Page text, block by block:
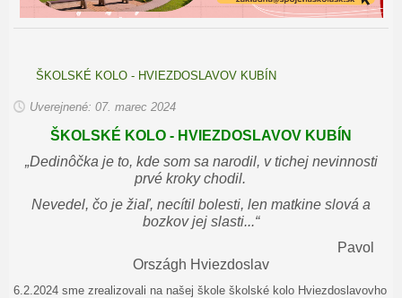
ŠKOLSKÉ KOLO - HVIEZDOSLAVOV KUBÍN
Uverejnené: 07. marec 2024
ŠKOLSKÉ KOLO - HVIEZDOSLAVOV KUBÍN
„Dedinôčka je to, kde som sa narodil, v tichej nevinnosti
prvé kroky chodil.
Nevedel, čo je žiaľ, necítil bolesti, len matkine slová a
bozkov jej slasti...“
Pavol
Országh Hviezdoslav
6.2.2024 sme zrealizovali na našej škole školské kolo Hviezdoslavovho